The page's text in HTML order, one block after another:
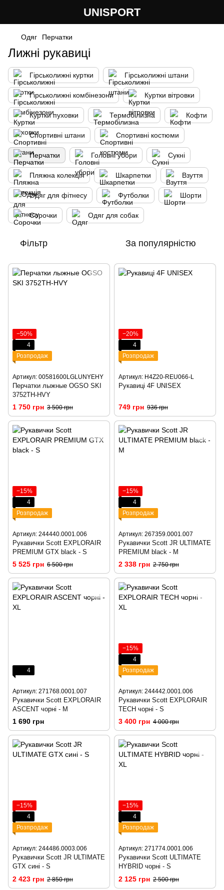
UNISPORT
Одяг Перчатки
Лижні рукавиці
Гірськолижні куртки Гірськолижні штани
Гірськолижні комбінезони Куртки вітровки
Куртки пуховки Термобілизна Кофти
Спортивні штани Спортивні костюми
Перчатки Головні убори Сукні
Пляжна колекція Шкарпетки Взуття
Одяг для фітнесу Футболки Шорти
Сорочки Одяг для собак
Фільтр За популярністю
−50%
4
Розпродаж
Артикул: 00581600LGLUNYEHY
Перчатки лыжные OGSO SKI
3752TH-HVY
1 750 грн 3 500 грн
−20%
4
Розпродаж
Артикул: H4Z20-REU066-L
Рукавиці 4F UNISEX
749 грн 936 грн
−15%
4
Розпродаж
Артикул: 244440.0001.006
Рукавички Scott EXPLORAIR
PREMIUM GTX black - S
5 525 грн 6 500 грн
−15%
4
Розпродаж
Артикул: 267359.0001.007
Рукавички Scott JR ULTIMATE
PREMIUM black - M
2 338 грн 2 750 грн
4
Артикул: 271768.0001.007
Рукавички Scott EXPLORAIR
ASCENT чорні - M
1 690 грн
−15%
4
Розпродаж
Артикул: 244442.0001.006
Рукавички Scott EXPLORAIR
TECH чорні - S
3 400 грн 4 000 грн
−15%
4
Розпродаж
Артикул: 244486.0003.006
Рукавички Scott JR ULTIMATE
GTX сині - S
2 423 грн 2 850 грн
−15%
4
Розпродаж
Артикул: 271774.0001.006
Рукавички Scott ULTIMATE
HYBRID чорні - S
2 125 грн 2 500 грн